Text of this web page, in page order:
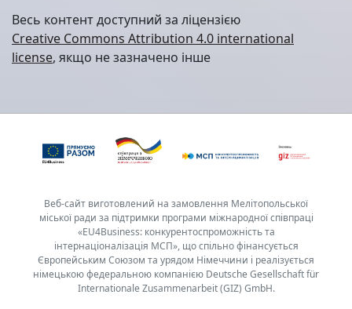
Весь контент доступний за ліцензією
Creative Commons Attribution 4.0 international
license, якщо не зазначено інше
Веб-сайт виготовлений на замовлення Мелітопольської
міської ради за підтримки програми міжнародної співпраці
«EU4Business: конкурентоспроможність та
інтернаціоналізація МСП», що спільно фінансується
Європейським Союзом та урядом Німеччини і реалізується
німецькою федеральною компанією Deutsche Gesellschaft für
Internationale Zusammenarbeit (GIZ) GmbH.